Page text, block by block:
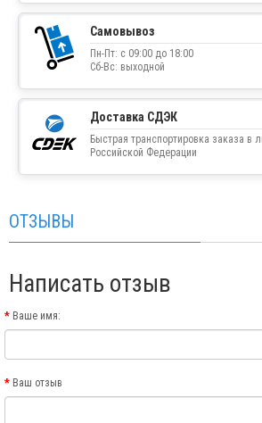
Самовывоз
Пн-Пт: с 09:00 до 18:00
Сб-Вс: выходной
Доставка СДЭК
Быстрая транспортировка заказа в
Российской Федерации
ОТЗЫВЫ
Написать отзыв
Ваше имя:
Ваш отзыв